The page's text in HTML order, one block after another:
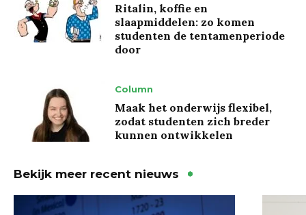
Ritalin, koffie en
slaapmiddelen: zo komen
studenten de tentamenperiode
door
Column
Maak het onderwijs flexibel,
zodat studenten zich breder
kunnen ontwikkelen
Bekijk meer recent nieuws